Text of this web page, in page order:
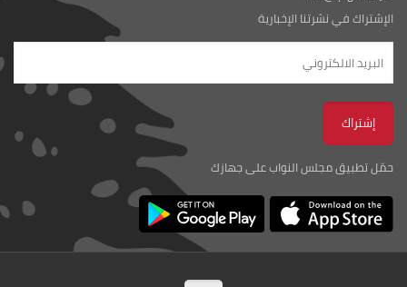
الإشتراك في نشرتنا الإخبارية
حمّل تطبيق مجلس النواب على جهازك